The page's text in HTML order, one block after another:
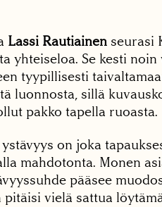
Lassi Rautiainen seurasi
yhteiseloa. Se kesti
tyypillisesti
luonnosta, sillä
pakko tapella ruoasta.
on joka
mahdotonta. Monen
pääsee
vielä sattua